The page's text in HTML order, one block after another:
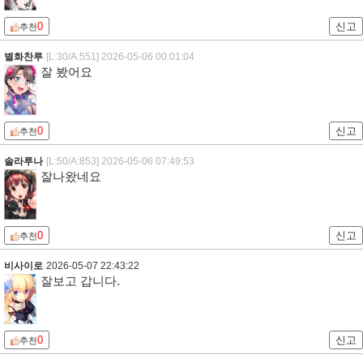
추천0 신고
별화찬루 [L:30/A:551] 2026-05-06 00:01:04
잘 봤어요
추천0 신고
솔라루나 [L:50/A:853] 2026-05-06 07:49:53
잘나왔네요
추천0 신고
비사이로 2026-05-07 22:43:22
잘보고 갑니다.
추천0 신고